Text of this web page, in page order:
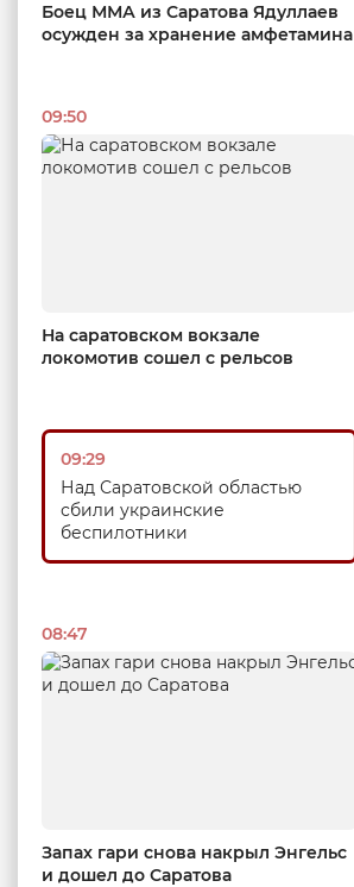
Боец ММА из Саратова Ядуллаев
осужден за хранение амфетамина
09:50
На саратовском вокзале
локомотив сошел с рельсов
09:29
Над Саратовской областью
сбили украинские
беспилотники
08:47
Запах гари снова накрыл Энгельс
и дошел до Саратова